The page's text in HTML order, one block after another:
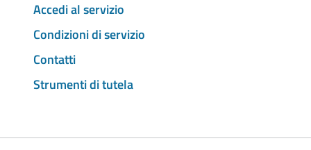
Accedi al servizio
Condizioni di servizio
Contatti
Strumenti di tutela